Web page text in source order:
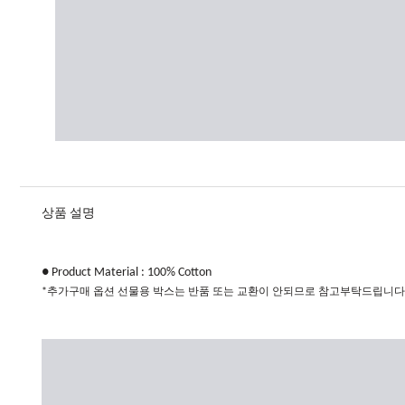
상품 설명
● Product Material : 100% Cotton​
*추가구매 옵션 선물용 박스는 반품 또는 교환이 안되므로 참고부탁드립니